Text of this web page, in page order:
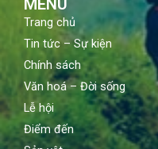
Trang chủ
Tin tức – Sự kiện
Chính sách
Văn hoá – Đời sống
Lễ hội
Điểm đến